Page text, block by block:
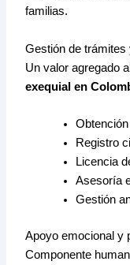
familias.
Gestión de trámites
Un valor agregado
exequial en
Registro
Licencia
Asesoría
Gestión
Apoyo emocional y
Componente